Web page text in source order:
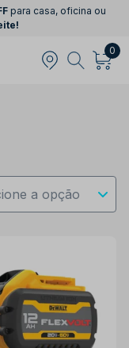
para casa, oficina ou
0